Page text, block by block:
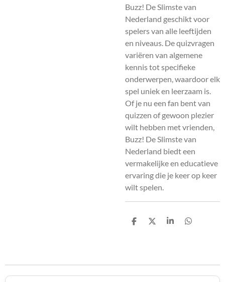
Buzz! De Slimste van
Nederland geschikt voor
spelers van alle leeftijden
en niveaus. De quizvragen
variëren van algemene
kennis tot specifieke
onderwerpen, waardoor elk
spel uniek en leerzaam is.
Of je nu een fan bent van
quizzen of gewoon plezier
wilt hebben met vrienden,
Buzz! De Slimste van
Nederland biedt een
vermakelijke en educatieve
ervaring die je keer op keer
wilt spelen.
D
D
S
D